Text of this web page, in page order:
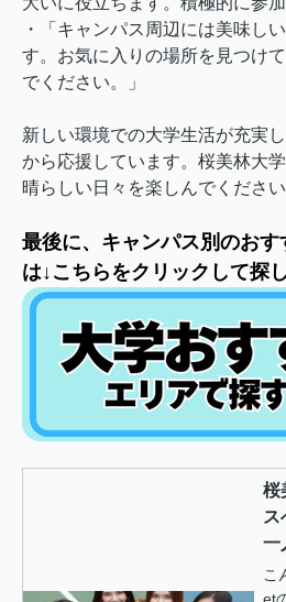
・「キャンパス周辺には美味し
す。お気に入りの場所を見つけ
でください。」
新しい環境での大学生活が充実
から応援しています。桜美林大
晴らしい日々を楽しんでください
最後に、キャンパス別のお
は↓こちらをクリックして探
桜
ス
一
こ
et